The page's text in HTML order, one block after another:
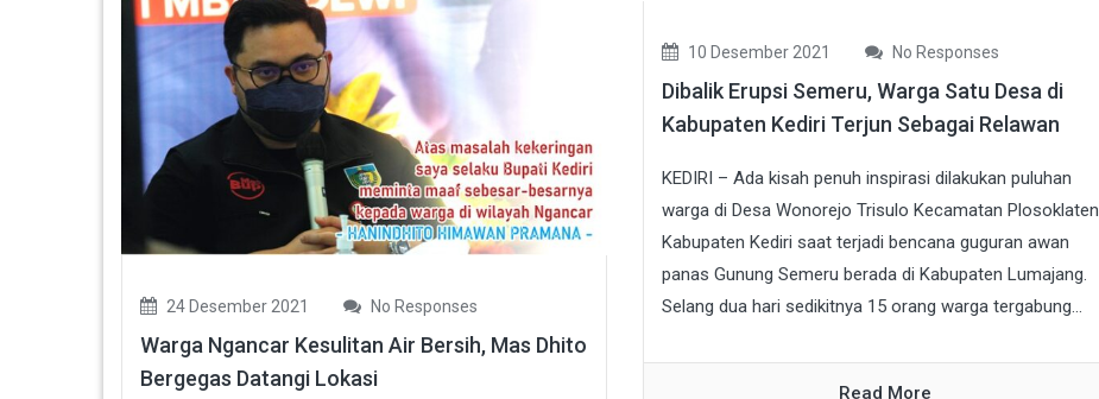
24 Desember 2021 No Responses
Warga Ngancar Kesulitan Air Bersih, Mas Dhito
Bergegas Datangi Lokasi
10 Desember 2021 No Responses
Dibalik Erupsi Semeru, Warga Satu Desa di
Kabupaten Kediri Terjun Sebagai Relawan
KEDIRI – Ada kisah penuh inspirasi dilakukan puluhan
warga di Desa Wonorejo Trisulo Kecamatan Plosoklaten
Kabupaten Kediri saat terjadi bencana guguran awan
panas Gunung Semeru berada di Kabupaten Lumajang.
Selang dua hari sedikitnya 15 orang warga tergabung...
Read More